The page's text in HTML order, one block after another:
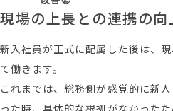
現場の上長との連携の向
新入社員が正式に配属した後は、
て働きます。
これまでは、総務側が感覚的に新
った時、具体的な根拠がなかった